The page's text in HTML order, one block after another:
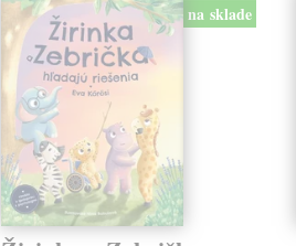
na sklade